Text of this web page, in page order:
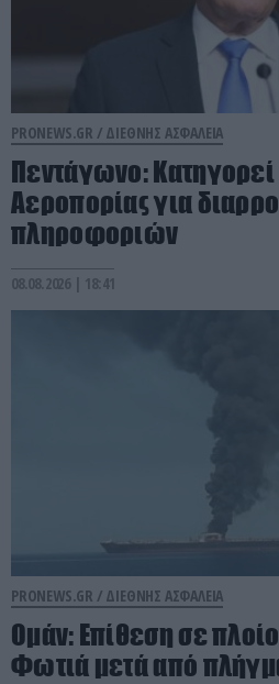
PRONEWS.GR / ΔΙΕΘΝΗΣ ΑΣΦΑΛΕΙΑ
Πεντάγωνο:
Αεροπορίας για
πληροφοριών
08.08.2026 | 18:41
PRONEWS.GR / ΔΙΕΘΝΗΣ ΑΣΦΑΛΕΙΑ
Ομάν: Επίθεση σε
Φωτιά μετά από